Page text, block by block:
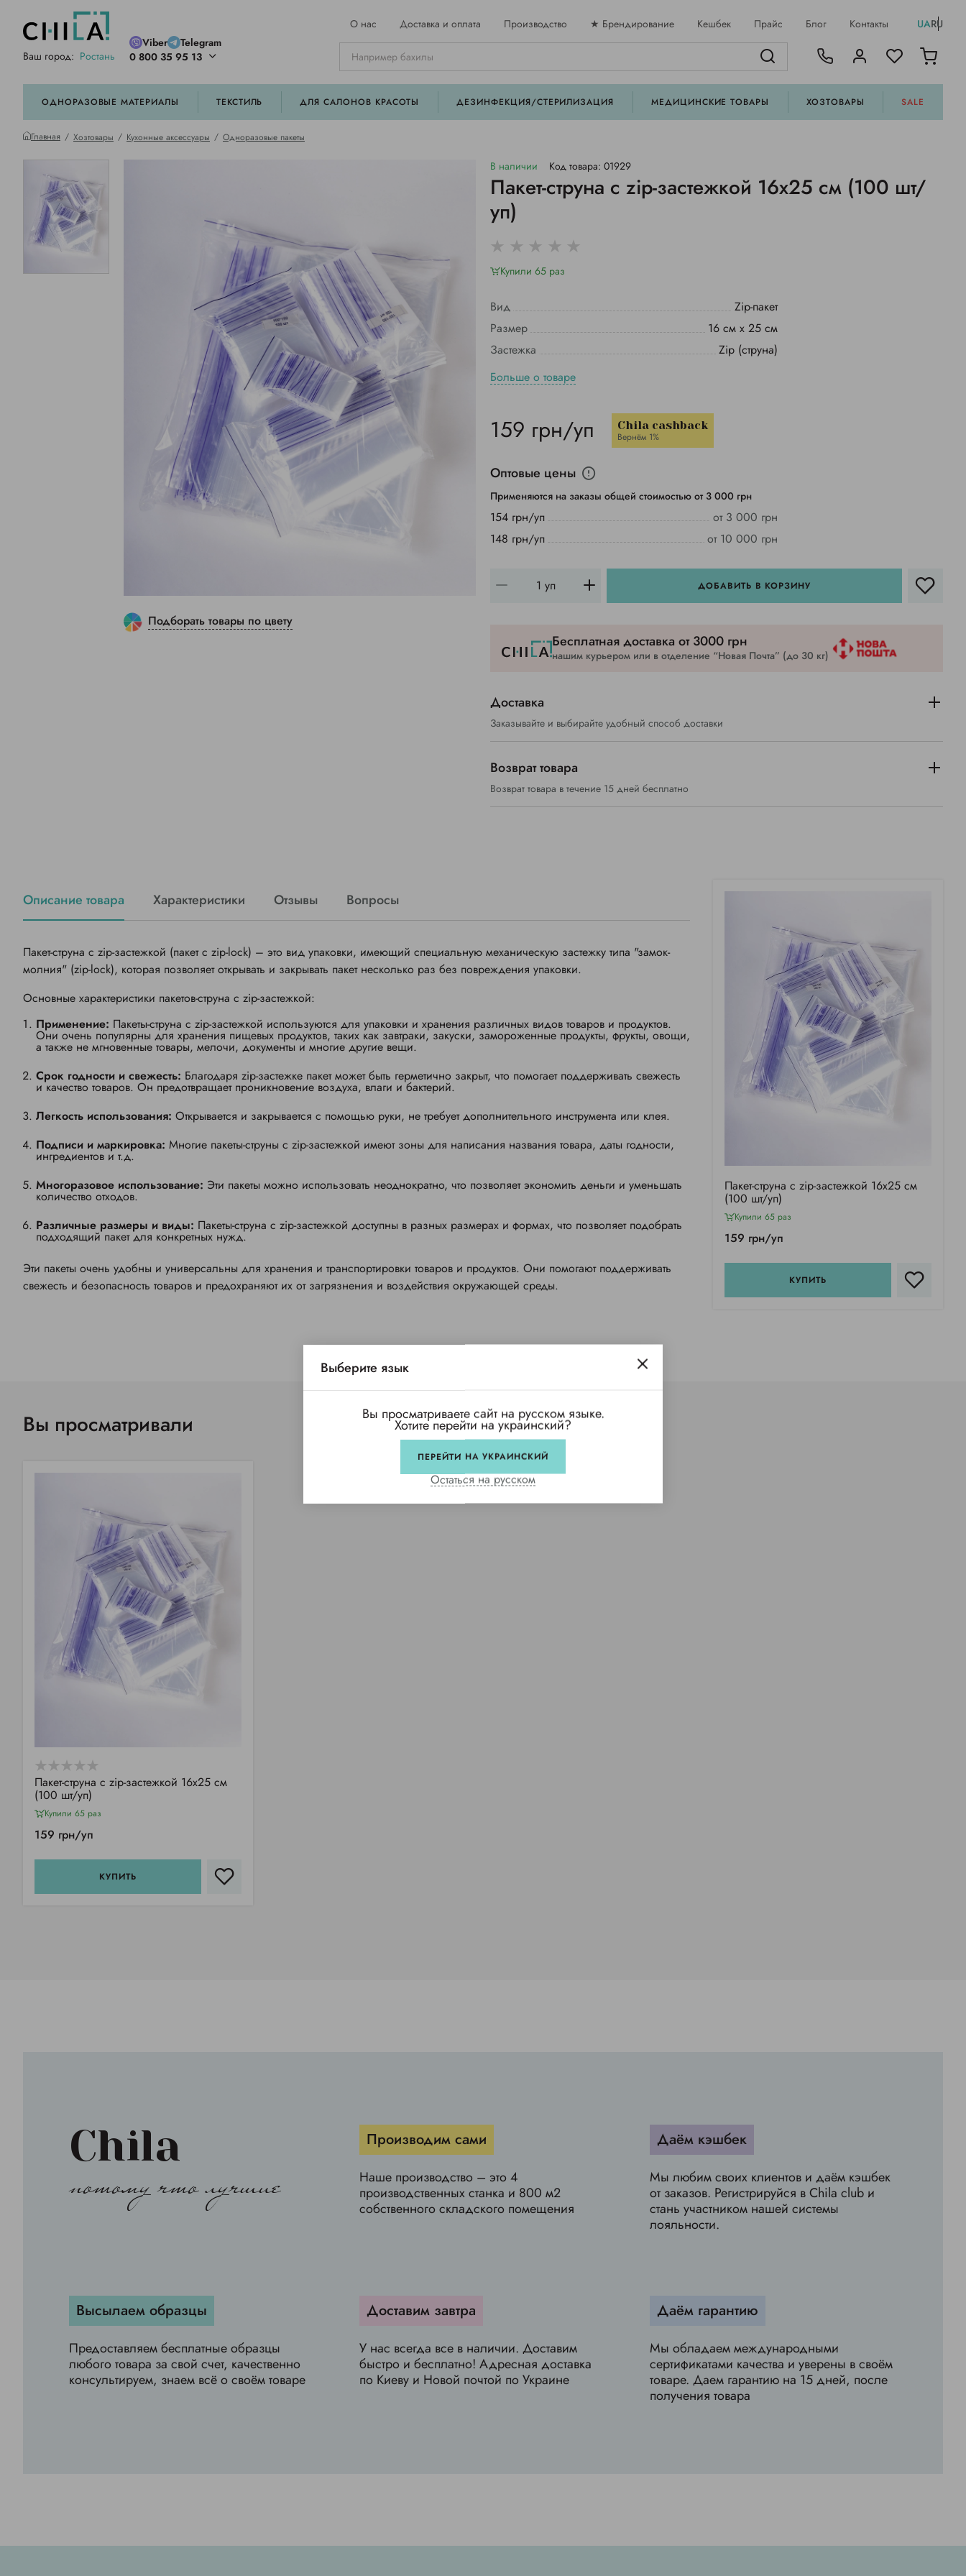
Ваш город: Ростань
Viber
Telegram
0 800 35 95 13
О нас Доставка и оплата Производство ★ Брендирование Кешбек Прайс Блог Контакты UARU
ОДНОРАЗОВЫЕ МАТЕРИАЛЫ ТЕКСТИЛЬ ДЛЯ САЛОНОВ КРАСОТЫ ДЕЗИНФЕКЦИЯ/СТЕРИЛИЗАЦИЯ МЕДИЦИНСКИЕ ТОВАРЫ ХОЗТОВАРЫ SALE
Главная Хозтовары Кухонные аксессуары Одноразовые пакеты
Подборать товары по цвету
В наличии Код товара: 01929
Пакет-струна с zip-застежкой 16х25 см (100 шт/
уп)
Купили 65 раз
Вид
Zip-пакет
Размер
16 см х 25 см
Застежка
Zip (струна)
Больше о товаре
159 грн/уп Chila cashback
Вернём 1%
Оптовые цены
Применяются на заказы общей стоимостью от 3 000 грн
154 грн/уп
от 3 000 грн
148 грн/уп
от 10 000 грн
ДОБАВИТЬ В КОРЗИНУ
Бесплатная доставка от 3000 грн
нашим курьером или в отделение “Новая Почта” (до 30 кг)
Доставка
Заказывайте и выбирайте удобный способ доставки
Возврат товара
Возврат товара в течение 15 дней бесплатно
Описание товара Характеристики Отзывы Вопросы
Пакет-струна с zip-застежкой (пакет с zip-lock) – это вид упаковки, имеющий специальную механическую застежку типа "замок-
молния" (zip-lock), которая позволяет открывать и закрывать пакет несколько раз без повреждения упаковки.
Основные характеристики пакетов-струна с zip-застежкой:
Применение: Пакеты-струна с zip-застежкой используются для упаковки и хранения различных видов товаров и продуктов.
Они очень популярны для хранения пищевых продуктов, таких как завтраки, закуски, замороженные продукты, фрукты, овощи,
а также не мгновенные товары, мелочи, документы и многие другие вещи.
Срок годности и свежесть: Благодаря zip-застежке пакет может быть герметично закрыт, что помогает поддерживать свежесть
и качество товаров. Он предотвращает проникновение воздуха, влаги и бактерий.
Легкость использования: Открывается и закрывается с помощью руки, не требует дополнительного инструмента или клея.
Подписи и маркировка: Многие пакеты-струны с zip-застежкой имеют зоны для написания названия товара, даты годности,
ингредиентов и т.д.
Многоразовое использование: Эти пакеты можно использовать неоднократно, что позволяет экономить деньги и уменьшать
количество отходов.
Различные размеры и виды: Пакеты-струна с zip-застежкой доступны в разных размерах и формах, что позволяет подобрать
подходящий пакет для конкретных нужд.
Эти пакеты очень удобны и универсальны для хранения и транспортировки товаров и продуктов. Они помогают поддерживать
свежесть и безопасность товаров и предохраняют их от загрязнения и воздействия окружающей среды.
Пакет-струна с zip-застежкой 16х25 см
(100 шт/уп)
Купили 65 раз
159 грн/уп
КУПИТЬ
Вы просматривали
Пакет-струна с zip-застежкой 16х25 см
(100 шт/уп)
Купили 65 раз
159 грн/уп
КУПИТЬ
Chila
потому что лучшие
Производим сами
Наше производство – это 4
производственных станка и 800 м2
собственного складского помещения
Даём кэшбек
Мы любим своих клиентов и даём кэшбек
от заказов. Регистрируйся в Chila club и
стань участником нашей системы
лояльности.
Высылаем образцы
Предоставляем бесплатные образцы
любого товара за свой счет, качественно
консультируем, знаем всё о своём товаре
Доставим завтра
У нас всегда все в наличии. Доставим
быстро и бесплатно! Адресная доставка
по Киеву и Новой почтой по Украине
Даём гарантию
Мы обладаем международными
сертификатами качества и уверены в своём
товаре. Даем гарантию на 15 дней, после
получения товара
Выберите язык
Вы просматриваете сайт на русском языке.
Хотите перейти на украинский?
ПЕРЕЙТИ НА УКРАИНСКИЙ
Остаться на русском